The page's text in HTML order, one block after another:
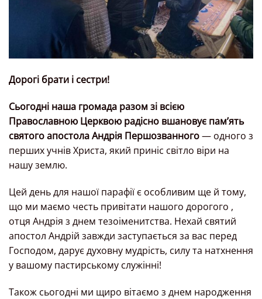
Дорогі брати і сестри!
Сьогодні наша громада разом зі всією
Православною Церквою радісно вшановує пам’ять
святого апостола Андрія Першозванного— одного з
перших учнів Христа, який приніс світло віри на
нашу землю.
Цей день для нашої парафії є особливим ще й тому,
що ми маємо честь привітати нашого дорогого ,
отця Андрія з днем тезоіменитства. Нехай святий
апостол Андрій завжди заступається за вас перед
Господом, дарує духовну мудрість, силу та натхнення
у вашому пастирському служінні!
Також сьогодні ми щиро вітаємо з днем народження